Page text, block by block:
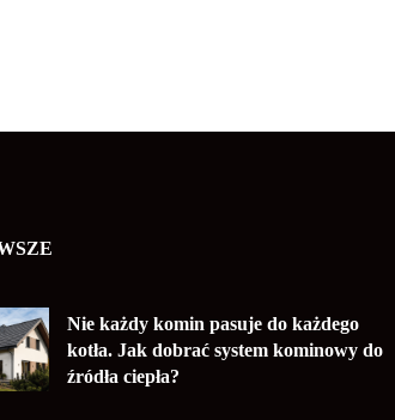
Nie każdy komin pasuje do każdego
kotła. Jak dobrać system kominowy do
źródła ciepła?